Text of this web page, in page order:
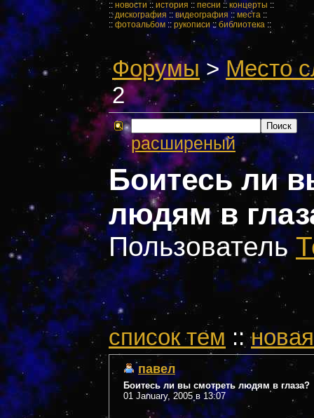
:: новости :: история :: песни :: концерты ::
::дискография :: видеография ::места ::
:: фотоальбом::рукописи::библиотека ::
Форумы> Место
2
расширеный
Боитесь ли
людям в
Пользователь
cписок тем ::
павел
Боитесь ли вы смотреть людям в глаза?
01 January, 2005 в 13:07